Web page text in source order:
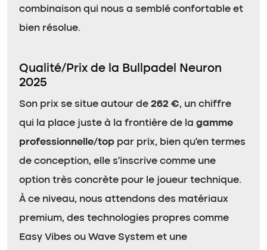
combinaison qui nous a semblé confortable et
bien résolue.
Qualité/Prix de la Bullpadel Neuron
2025
Son prix se situe autour de 262 €, un chiffre
qui la place juste à la frontière de la gamme
professionnelle/top par prix, bien qu’en termes
de conception, elle s’inscrive comme une
option très concrète pour le joueur technique.
À ce niveau, nous attendons des matériaux
premium, des technologies propres comme
Easy Vibes ou Wave System et une